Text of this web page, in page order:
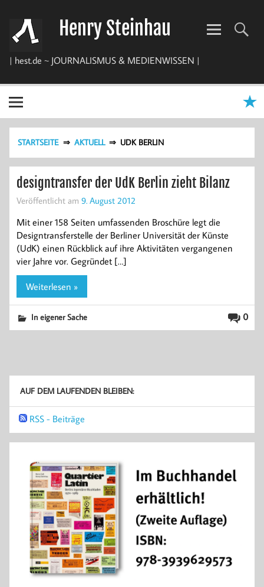
springen
Henry Steinhau
| hest.de ~ JOURNALISMUS & MEDIENWISSEN |
STARTSEITE AKTUELL UDK BERLIN
designtransfer der UdK Berlin zieht Bilanz
Veröffentlicht am 9. August 2012
Mit einer 158 Seiten umfassenden Broschüre legt die
Designtransferstelle der Berliner Universität der Künste
(UdK) einen Rückblick auf ihre Aktivitäten vergangenen
vier Jahre vor. Gegründet […]
Weiterlesen »
0
In eigener Sache
AUF DEM LAUFENDEN BLEIBEN:
RSS - Beiträge